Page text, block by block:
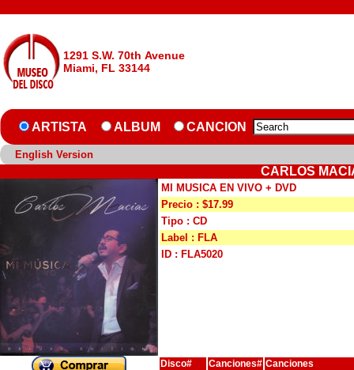
1291 S.W. 70th Avenue
Miami, FL 33144
ARTISTA ALBUM CANCION
English Version
CARLOS
MI MUSICA EN VIVO + DVD
Precio : $17.99
Tipo : CD
Label : FLA
ID : FLA5020
Disco# Canciones# Canciones